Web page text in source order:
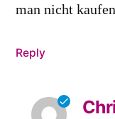
man nicht
Reply